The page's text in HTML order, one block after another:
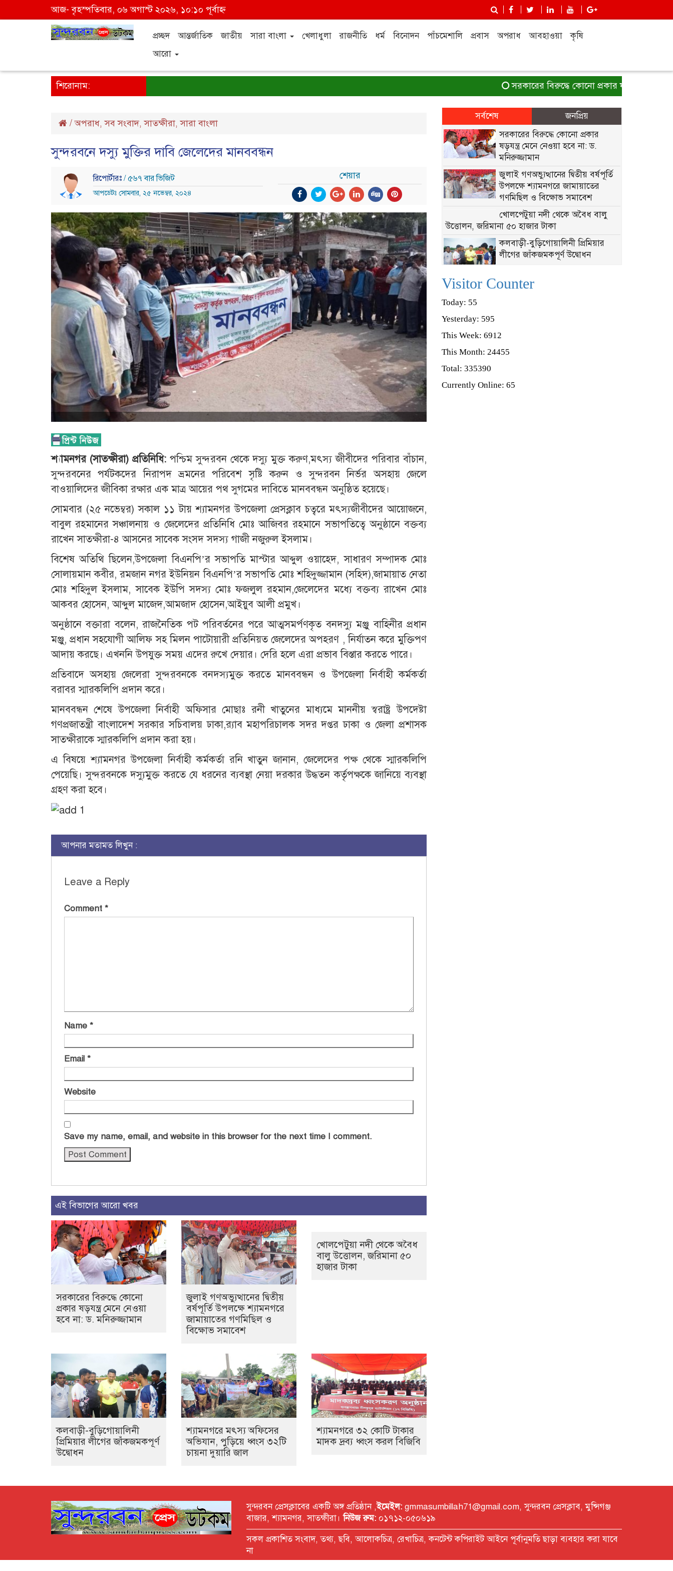
আজ- বৃহস্পতিবার, ০৬ অগাস্ট ২০২৬, ১০:১০ পূর্বাহ্ন
প্রচ্ছদ আন্তর্জাতিক জাতীয় সারা বাংলা খেলাধুলা রাজনীতি ধর্ম বিনোদন পাঁচমেশালি প্রবাস অপরাধ আবহাওয়া
কৃষি
আরো
শিরোনাম: সরকারের বিরুদ্ধে কোনো প্রকার ষড়যন্ত্র মেনে
/অপরাধ,সব সংবাদ,সাতক্ষীরা,সারা বাংলা
সুন্দরবনে দস্যু মুক্তির দাবি জেলেদের মানববন্ধন
রিপোর্টারঃ / ৫৬৭ বার ভিজিট
আপডেটঃ সোমবার, ২৫ নভেম্বর, ২০২৪
শেয়ার
শ্যামনগর (সাতক্ষীরা) প্রতিনিধি:পশ্চিম সুন্দরবন থেকে দস্যু মুক্ত করুণ,মৎস্য জীবীদের পরিবার বাঁচান,
সুন্দরবনের পর্যটকদের নিরাপদ ভ্রমনের পরিবেশ সৃষ্টি করুন ও সুন্দরবন নির্ভর অসহায় জেলে
বাওয়ালিদের জীবিকা রক্ষার এক মাত্র আয়ের পথ সুগমের দাবিতে মানববন্ধন অনুষ্ঠিত হয়েছে।
সোমবার (২৫ নভেম্বর) সকাল ১১ টায় শ্যামনগর উপজেলা প্রেসক্লাব চত্বরে মৎস্যজীবীদের আয়োজনে,
বাবুল রহমানের সঞ্চালনায় ও জেলেদের প্রতিনিধি মোঃ আজিবর রহমানে সভাপতিত্বে অনুষ্ঠানে বক্তব্য
রাখেন সাতক্ষীরা-৪ আসনের সাবেক সংসদ সদস্য গাজী নজুরুল ইসলাম।
বিশেষ অতিথি ছিলেন,উপজেলা বিএনপি’র সভাপতি মাস্টার আব্দুল ওয়াহেদ, সাধারণ সম্পাদক মোঃ
সোলায়মান কবীর, রমজান নগর ইউনিয়ন বিএনপি’র সভাপতি মোঃ শহিদুজ্জামান (সহিদ),জামায়াত নেতা
মোঃ শহিদুল ইসলাম, সাবেক ইউপি সদস্য মোঃ ফজলুল রহমান,জেলেদের মধ্যে বক্তব্য রাখেন মোঃ
আকবর হোসেন, আব্দুল মাজেদ,আমজাদ হোসেন,আইয়ুব আলী প্রমুখ।
অনুষ্ঠানে বক্তারা বলেন, রাজনৈতিক পট পরিবর্তনের পরে আত্মসমর্পণকৃত বনদস্যু মঞ্জু বাহিনীর প্রধান
মঞ্জু, প্রধান সহযোগী আলিফ সহ মিলন পাটোয়ারী প্রতিনিয়ত জেলেদের অপহরণ , নির্যাতন করে মুক্তিপণ
আদায় করছে। এখননি উপযুক্ত সময় এদের রুখে দেয়ার। দেরি হলে এরা প্রভাব বিস্তার করতে পারে।
প্রতিবাদে অসহায় জেলেরা সুন্দরবনকে বনদস্যমুক্ত করতে মানববন্ধন ও উপজেলা নির্বাহী কর্মকর্তা
বরাবর স্মারকলিপি প্রদান করে।
মানববন্ধন শেষে উপজেলা নির্বাহী অফিসার মোছাঃ রনী খাতুনের মাধ্যমে মাননীয় স্বরাষ্ট্র উপদেষ্টা
গণপ্রজাতন্ত্রী বাংলাদেশ সরকার সচিবালয় ঢাকা,র‍্যাব মহাপরিচালক সদর দপ্তর ঢাকা ও জেলা প্রশাসক
সাতক্ষীরাকে স্মারকলিপি প্রদান করা হয়।
এ বিষয়ে শ্যামনগর উপজেলা নির্বাহী কর্মকর্তা রনি খাতুন জানান, জেলেদের পক্ষ থেকে স্মারকলিপি
পেয়েছি। সুন্দরবনকে দস্যুমুক্ত করতে যে ধরনের ব্যবস্থা নেয়া দরকার উদ্ধতন কর্তৃপক্ষকে জানিয়ে ব্যবস্থা
গ্রহণ করা হবে।
আপনার মতামত লিখুন :
Leave a Reply
Comment *
Name *
Email *
Website
Save my name, email, and website in this browser for the next time I comment.
এই বিভাগের আরো খবর
সরকারের বিরুদ্ধে কোনো
প্রকার ষড়যন্ত্র মেনে নেওয়া
হবে না: ড. মনিরুজ্জামান
জুলাই গণঅভ্যুত্থানের দ্বিতীয়
বর্ষপূর্তি উপলক্ষে শ্যামনগরে
জামায়াতের গণমিছিল ও
বিক্ষোভ সমাবেশ
খোলপেটুয়া নদী থেকে অবৈধ
বালু উত্তোলন, জরিমানা ৫০
হাজার টাকা
‎কলবাড়ী-বুড়িগোয়ালিনী
প্রিমিয়ার লীগের জাঁকজমকপূর্ণ
উদ্বোধন
শ্যামনগরে মৎস্য অফিসের
অভিযান, পুড়িয়ে ধ্বংস ৩২টি
চায়না দুয়ারি জাল
শ্যামনগরে ৩২ কোটি টাকার
মাদক দ্রব্য ধ্বংস করল বিজিবি
সর্বশেষ
জনপ্রিয়
সরকারের বিরুদ্ধে কোনো প্রকার
ষড়যন্ত্র মেনে নেওয়া হবে না: ড.
মনিরুজ্জামান
জুলাই গণঅভ্যুত্থানের দ্বিতীয় বর্ষপূর্তি
উপলক্ষে শ্যামনগরে জামায়াতের
গণমিছিল ও বিক্ষোভ সমাবেশ
খোলপেটুয়া নদী থেকে অবৈধ বালু
উত্তোলন, জরিমানা ৫০ হাজার টাকা
‎কলবাড়ী-বুড়িগোয়ালিনী প্রিমিয়ার
লীগের জাঁকজমকপূর্ণ উদ্বোধন
শ্যামনগরে মৎস্য অফিসের অভিযান,
পুড়িয়ে ধ্বংস ৩২টি চায়না দুয়ারি জাল
নতুন নেতৃত্বে শ্যামনগর বিএনপি,
মালঞ্চের তীরে সবুজের প্রতিরোধ,
Visitor Counter
Today: 55
Yesterday: 595
This Week: 6912
This Month: 24455
Total: 335390
Currently Online: 65
সুন্দরবন প্রেসক্লাবের একটি অঙ্গ প্রতিষ্ঠান ,ইমেইল: gmmasumbillah71@gmail.com, সুন্দরবন প্রেসক্লাব, মুন্সিগঞ্জ
বাজার, শ্যামনগর, সাতক্ষীরা।নিউজ রুম: ০১৭১২-০৫০৬১৯
সকল প্রকাশিত সংবাদ, তথ্য, ছবি, আলোকচিত্র, রেখাচিত্র, কনটেন্ট কপিরাইট আইনে পূর্বানুমতি ছাড়া ব্যবহার করা যাবে
না